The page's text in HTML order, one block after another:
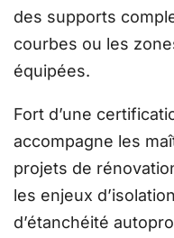
des supports
courbes ou les
équipées.
Fort d’une
accompagne les
projets de
les enjeux
d’étanchéité